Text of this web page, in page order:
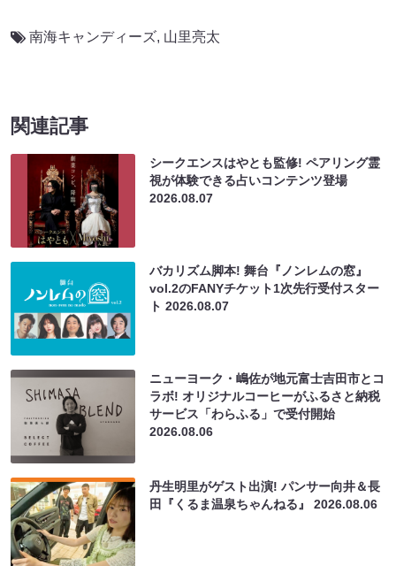
南海キャンディーズ, 山里亮太
関連記事
シークエンスはやとも監修! ペアリング霊
視が体験できる占いコンテンツ登場
2026.08.07
バカリズム脚本! 舞台『ノンレムの窓』
vol.2のFANYチケット1次先行受付スター
ト2026.08.07
ニューヨーク・嶋佐が地元富士吉田市とコ
ラボ! オリジナルコーヒーがふるさと納税
サービス「わらふる」で受付開始
2026.08.06
丹生明里がゲスト出演! パンサー向井＆長
田『くるま温泉ちゃんねる』2026.08.06